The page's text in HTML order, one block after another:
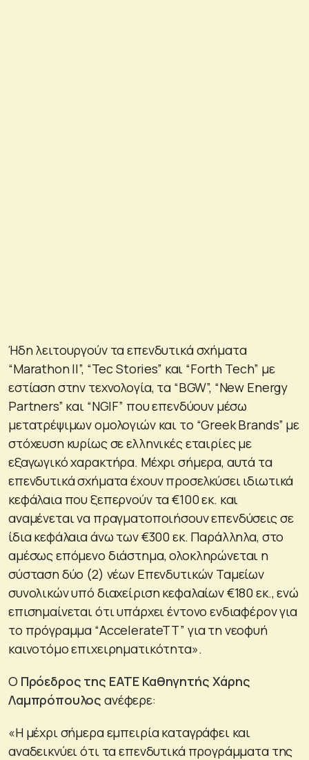
Ήδη λειτουργούν τα επενδυτικά σχήματα
“Marathon II”, “Tec Stories” και “Forth Tech” με
εστίαση στην τεχνολογία, τα “BGW”, “New Energy
Partners” και “NGIF” που επενδύουν μέσω
μετατρέψιμων ομολογιών και το “Greek Brands” με
στόχευση κυρίως σε ελληνικές εταιρίες με
εξαγωγικό χαρακτήρα. Μέχρι σήμερα, αυτά τα
επενδυτικά σχήματα έχουν προσελκύσει ιδιωτικά
κεφάλαια που ξεπερνούν τα €100 εκ. και
αναμένεται να πραγματοποιήσουν επενδύσεις σε
ίδια κεφάλαια άνω των €300 εκ. Παράλληλα, στο
αμέσως επόμενο διάστημα, ολοκληρώνεται η
σύσταση δύο (2) νέων Επενδυτικών Ταμείων
συνολικών υπό διαχείριση κεφαλαίων €180 εκ., ενώ
επισημαίνεται ότι υπάρχει έντονο ενδιαφέρον για
το πρόγραμμα “AccelerateTT” για τη νεοφυή
καινοτόμο επιχειρηματικότητα».
Ο Πρόεδρος της ΕΑΤΕ Καθηγητής Χάρης
Λαμπρόπουλος ανέφερε:
«Η μέχρι σήμερα εμπειρία καταγράφει και
αναδεικνύει ότι τα επενδυτικά προγράμματα της